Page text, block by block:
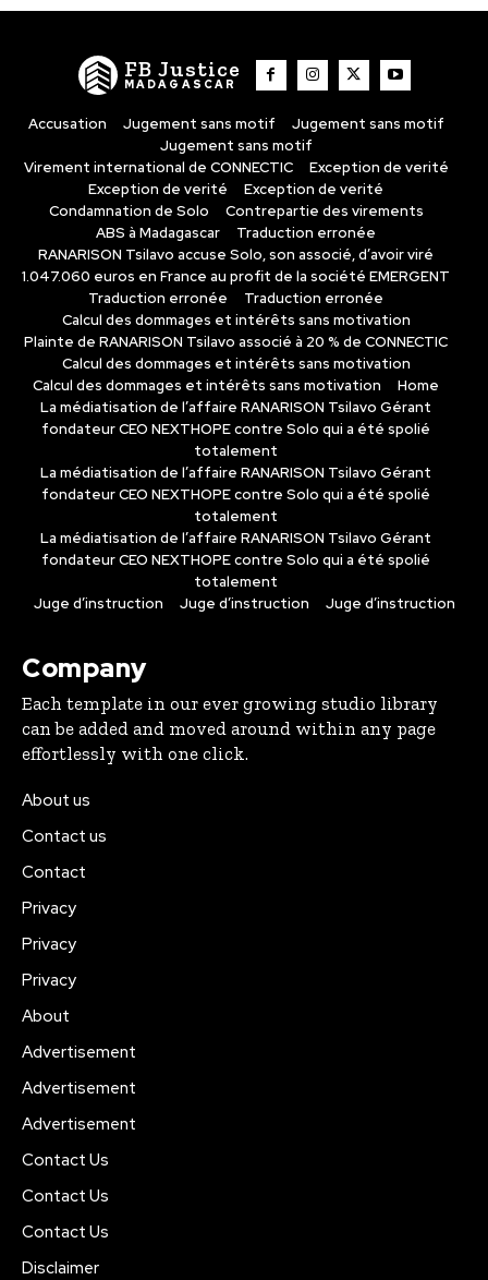
FB Justice
MADAGASCAR
Accusation Jugement sans motif
Jugement sans motif
Jugement sans motif
Virement international de CONNECTIC
Exception de verité
Exception de verité
Exception de verité
Condamnation de Solo
Contrepartie des virements
ABS à Madagascar
Traduction erronée
RANARISON Tsilavo accuse Solo, son associé, d’avoir viré
1.047.060 euros en France au profit de la société EMERGENT
Traduction erronée
Traduction erronée
Calcul des dommages et intérêts sans motivation
Plainte de RANARISON Tsilavo associé à 20 % de CONNECTIC
Calcul des dommages et intérêts sans motivation
Calcul des dommages et intérêts sans motivation
Home
La médiatisation de l’affaire RANARISON Tsilavo Gérant
fondateur CEO NEXTHOPE contre Solo qui a été spolié
totalement
La médiatisation de l’affaire RANARISON Tsilavo Gérant
fondateur CEO NEXTHOPE contre Solo qui a été spolié
totalement
La médiatisation de l’affaire RANARISON Tsilavo Gérant
fondateur CEO NEXTHOPE contre Solo qui a été spolié
totalement
Juge d’instruction
Juge d’instruction Juge d’instruction
Company
Each template in our ever growing studio library
can be added and moved around within any page
effortlessly with one click.
About us
Contact us
Contact
Privacy
Privacy
Privacy
About
Advertisement
Advertisement
Advertisement
Contact Us
Contact Us
Contact Us
Disclaimer